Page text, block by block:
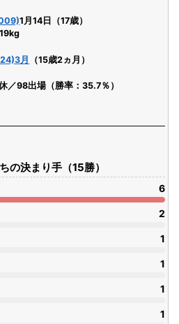
1月14日（17歳）
月
（15歳2ヵ月）
／98出場（勝率：35.7％）
の決まり手（15勝）
6
2
1
1
1
1